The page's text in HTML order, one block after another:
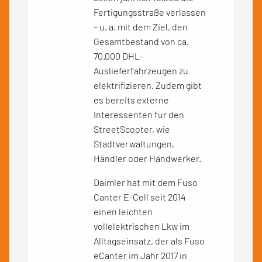
Fertigungsstraße verlassen
– u. a. mit dem Ziel, den
Gesamtbestand von ca.
70.000 DHL-
Auslieferfahrzeugen zu
elektrifizieren. Zudem gibt
es bereits externe
Interessenten für den
StreetScooter, wie
Stadtverwaltungen,
Händler oder Handwerker.
Daimler hat mit dem Fuso
Canter E-Cell seit 2014
einen leichten
vollelektrischen Lkw im
Alltagseinsatz, der als Fuso
eCanter im Jahr 2017 in